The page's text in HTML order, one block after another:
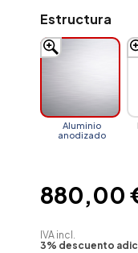
Estructura
Aluminio
anodizado
880,00
IVA incl.
3% descuento